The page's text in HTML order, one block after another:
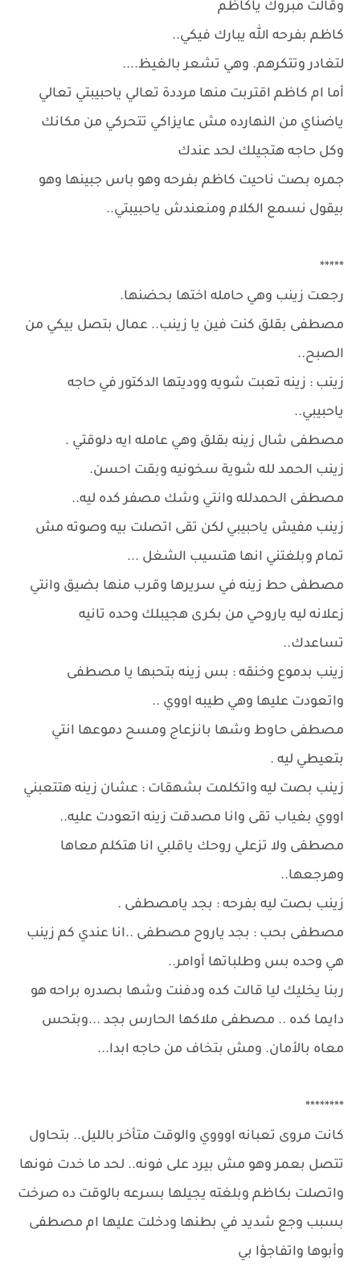
وقالت مبروك ياكاظم
كاظم بفرحه الله يبارك فيكي..
لتغادر وتتكرهم. وهي تشعر بالغيظ....
أما ام كاظم اقتربت منها مرددة تعالي ياحبيبتي تعالي
ياضناي من النهارده مش عايزاكي تتحركي من مكانك
وكل حاجه هتجيلك لحد عندك
جمره بصت ناحيت كاظم بفرحه وهو باس جبينها وهو
بيقول نسمع الكلام ومنعندش ياحبيبتي..
*****
رجعت زينب وهي حامله اختها بحضنها.
مصطفى بقلق كنت فين يا زينب.. عمال بتصل بيكي من
الصبح..
زينب : زينه تعبت شويه ووديتها الدكتور في حاجه
ياحبيبي..
مصطفى شال زينه بقلق وهي عامله ايه دلوقتي .
زينب الحمد لله شوية سخونيه وبقت احسن.
مصطفى الحمدلله وانتي وشك مصفر كده ليه..
زينب مفيش ياحبيبي لكن تقى اتصلت بيه وصوته مش
تمام وبلغتني انها هتسيب الشغل ...
مصطفى حط زينه في سريرها وقرب منها بضيق وانتي
زعلانه ليه ياروحي من بكرى هجيبلك وحده تانيه
تساعدك..
زينب بدموع وخنقه : بس زينه بتحبها يا مصطفى
واتعودت عليها وهي طيبه اووي ..
مصطفى حاوط وشها بانزعاج ومسح دموعها انتي
بتعيطي ليه .
زينب بصت ليه واتكلمت بشهقات : عشان زينه هتتعبني
اووي بغياب تقى وانا مصدقت زينه اتعودت عليه..
مصطفى ولا تزعلي روحك ياقلبي انا هتكلم معاها
وهرجعها..
زينب بصت ليه بفرحه : بجد يامصطفى .
مصطفى بحب : بجد ياروح مصطفى ..انا عندي كم زينب
هي وحده بس وطلباتها أوامر..
ربنا يخليك ليا قالت كده ودفنت وشها بصدره براحه هو
دايما كده .. مصطفى ملاكها الحارس بجد ...وبتحس
معاه بالأمان. ومش بتخاف من حاجه ابدا...
********
كانت مروى تعبانه اوووي والوقت متأخر بالليل.. بتحاول
تتصل بعمر وهو مش بيرد على فونه.. لحد ما خدت فونها
واتصلت بكاظم وبلغته يجيلها بسرعه بالوقت ده صرخت
بسبب وجع شديد في بطنها ودخلت عليها ام مصطفى
وأبوها واتفاجؤا بي